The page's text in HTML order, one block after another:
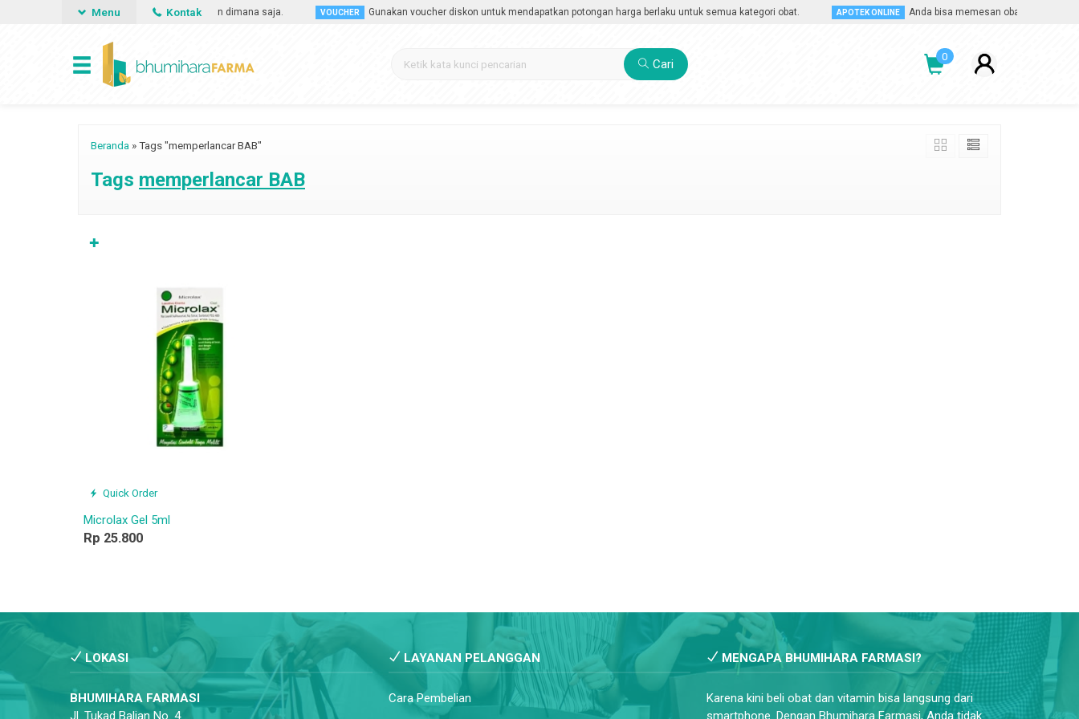
bisa memesan obat apa saja, kapan saja dan dimana saja. VOUCHER Gunakan voucher diskon untuk mendapatkan potongan harga berlaku untuk semua kategori obat. APOTEK ONLINE Anda bisa memesan obat apa saja,
Menu Kontak
Cari
0
Beranda »Tags "memperlancar BAB"
Tags memperlancar BAB
Quick Order
Microlax Gel 5ml
Rp 25.800
✚
LOKASI
BHUMIHARA FARMASI
Jl. Tukad Balian No. 4
LAYANAN PELANGGAN
Cara Pembelian
MENGAPA BHUMIHARA FARMASI?
Karena kini beli obat dan vitamin bisa langsung dari
smartphone. Dengan Bhumihara Farmasi, Anda tidak